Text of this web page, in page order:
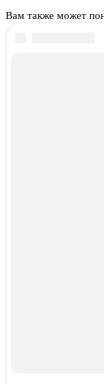
Вам также может